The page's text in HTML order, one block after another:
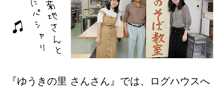
『ゆうきの里 さんさん』では、ログハウスへ